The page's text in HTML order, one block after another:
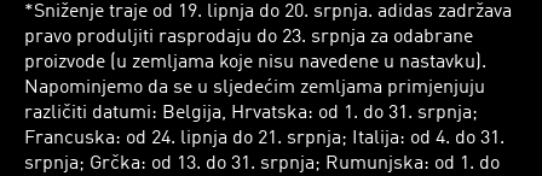
*Sniženje traje od 19. lipnja do 20. srpnja. adidas zadržava
pravo produljiti rasprodaju do 23. srpnja za odabrane
proizvode (u zemljama koje nisu navedene u nastavku).
Napominjemo da se u sljedećim zemljama primjenjuju
različiti datumi: Belgija, Hrvatska: od 1. do 31. srpnja;
Francuska: od 24. lipnja do 21. srpnja; Italija: od 4. do 31.
srpnja; Grčka: od 13. do 31. srpnja; Rumunjska: od 1. do